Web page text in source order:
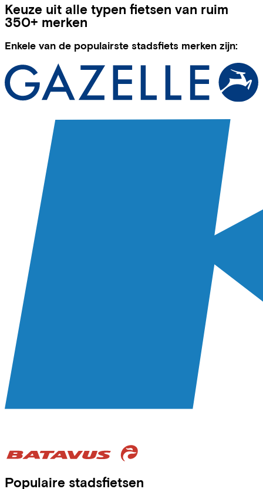
Keuze uit alle typen fietsen van ruim
350+ merken
Enkele van de populairste stadsfiets merken zijn:
Populaire stadsfietsen